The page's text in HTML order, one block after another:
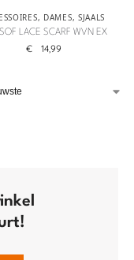
, DAMES, SJAALS
LACE SCARF WVN EX
€ 14,99